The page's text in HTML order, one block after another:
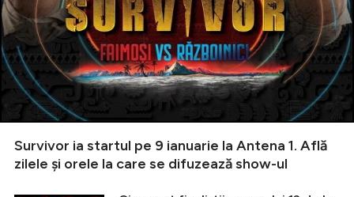
Survivor ia startul pe 9 ianuarie la Antena 1. Află
zilele și orele la care se difuzează show-ul